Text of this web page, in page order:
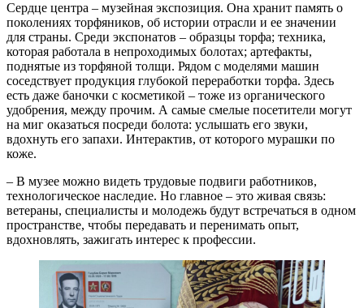
Сердце центра – музейная экспозиция. Она хранит память о
поколениях торфяников, об истории отрасли и ее значении
для страны. Среди экспонатов – образцы торфа; техника,
которая работала в непроходимых болотах; артефакты,
поднятые из торфяной толщи. Рядом с моделями машин
соседствует продукция глубокой переработки торфа. Здесь
есть даже баночки с косметикой – тоже из органического
удобрения, между прочим. А самые смелые посетители могут
на миг оказаться посреди болота: услышать его звуки,
вдохнуть его запахи. Интерактив, от которого мурашки по
коже.
– В музее можно видеть трудовые подвиги работников,
технологическое наследие. Но главное – это живая связь:
ветераны, специалисты и молодежь будут встречаться в одном
пространстве, чтобы передавать и перенимать опыт,
вдохновлять, зажигать интерес к профессии.